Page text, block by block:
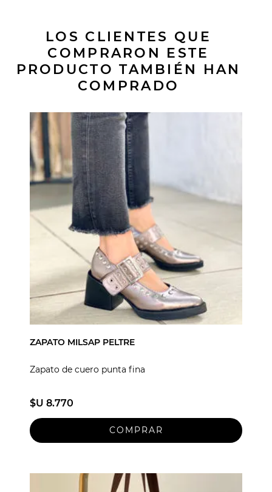
LOS CLIENTES QUE
COMPRARON ESTE
PRODUCTO TAMBIÉN HAN
COMPRADO
ZAPATO MILSAP PELTRE
Zapato de cuero punta fina
$U 8.770